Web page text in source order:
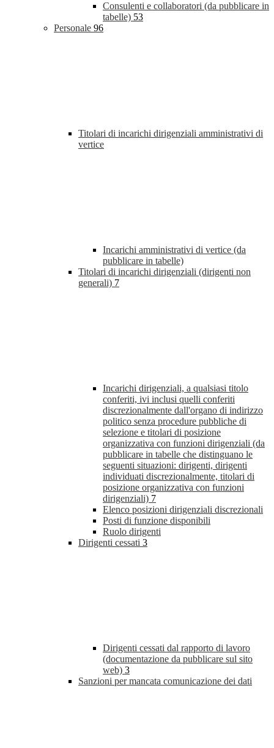
Consulenti e collaboratori (da pubblicare in
tabelle) 53
Personale 96
Titolari di incarichi dirigenziali amministrativi di
vertice
Incarichi amministrativi di vertice (da
pubblicare in tabelle)
Titolari di incarichi dirigenziali (dirigenti non
generali) 7
Incarichi dirigenziali, a qualsiasi titolo
conferiti, ivi inclusi quelli conferiti
discrezionalmente dall'organo di indirizzo
politico senza procedure pubbliche di
selezione e titolari di posizione
organizzativa con funzioni dirigenziali (da
pubblicare in tabelle che distinguano le
seguenti situazioni: dirigenti, dirigenti
individuati discrezionalmente, titolari di
posizione organizzativa con funzioni
dirigenziali) 7
Elenco posizioni dirigenziali discrezionali
Posti di funzione disponibili
Ruolo dirigenti
Dirigenti cessati 3
Dirigenti cessati dal rapporto di lavoro
(documentazione da pubblicare sul sito
web) 3
Sanzioni per mancata comunicazione dei dati